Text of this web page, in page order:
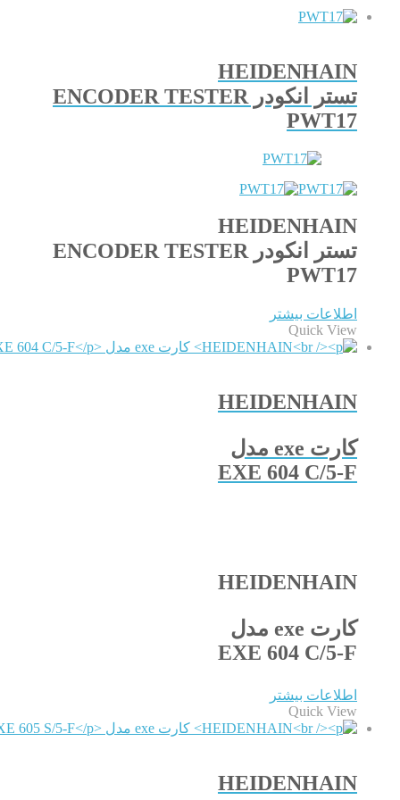
HEIDENHAIN
تستر انکودر ENCODER TESTER
PWT17
HEIDENHAIN
تستر انکودر ENCODER TESTER
PWT17
اطلاعات بیشتر
Quick View
HEIDENHAIN
کارت exe مدل
EXE 604 C/5-F
HEIDENHAIN
کارت exe مدل
EXE 604 C/5-F
اطلاعات بیشتر
Quick View
HEIDENHAIN